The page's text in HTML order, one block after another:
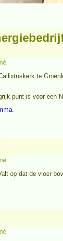
te
punt is voor een
.
op dat de vloer